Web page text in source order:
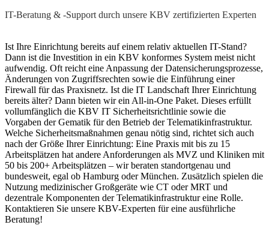
IT-Beratung & -Support durch unsere KBV zertifizierten Experten
Ist Ihre Einrichtung bereits auf einem relativ aktuellen IT-Stand?
Dann ist die Investition in ein KBV konformes System meist nicht
aufwendig. Oft reicht eine Anpassung der Datensicherungsprozesse,
Änderungen von Zugriffsrechten sowie die Einführung einer
Firewall für das Praxisnetz. Ist die IT Landschaft Ihrer Einrichtung
bereits älter? Dann bieten wir ein All-in-One Paket. Dieses erfüllt
vollumfänglich die KBV IT Sicherheitsrichtlinie sowie die
Vorgaben der Gematik für den Betrieb der Telematikinfrastruktur.
Welche Sicherheitsmaßnahmen genau nötig sind, richtet sich auch
nach der Größe Ihrer Einrichtung: Eine Praxis mit bis zu 15
Arbeitsplätzen hat andere Anforderungen als MVZ und Kliniken mit
50 bis 200+ Arbeitsplätzen – wir beraten standortgenau und
bundesweit, egal ob Hamburg oder München. Zusätzlich spielen die
Nutzung medizinischer Großgeräte wie CT oder MRT und
dezentrale Komponenten der Telematikinfrastruktur eine Rolle.
Kontaktieren Sie unsere KBV-Experten für eine ausführliche
Beratung!